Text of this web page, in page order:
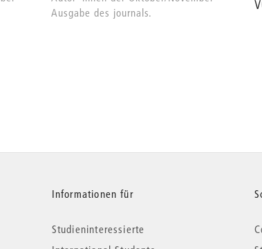
Ausgabe des journals.
Informationen für
Studieninteressierte